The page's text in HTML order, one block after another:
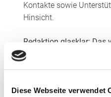
Diese Webseite verwendet
Kontakte sowie
Hinsicht.
Redaktion glasklar: Das
der CSP wird von dem
Andreas Fink:Glas ist ein